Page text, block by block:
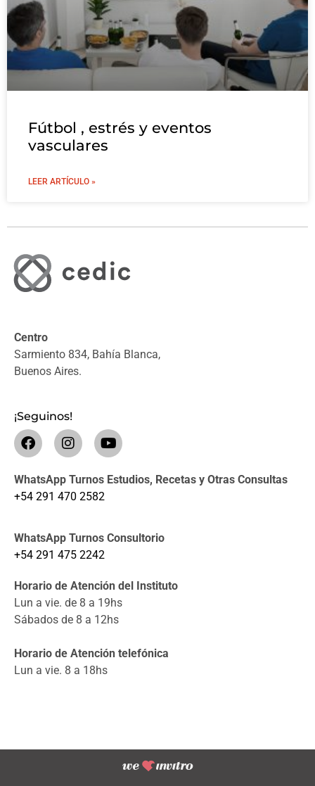
Fútbol , estrés y eventos
vasculares
LEER ARTÍCULO »
Centro
Sarmiento 834, Bahía Blanca,
Buenos Aires.
¡Seguinos!
WhatsApp Turnos Estudios, Recetas y Otras Consultas
+54 291 470 2582
WhatsApp Turnos Consultorio
+54 291 475 2242
Horario de Atención del Instituto
Lun a vie. de 8 a 19hs
Sábados de 8 a 12hs
Horario de Atención telefónica
Lun a vie. 8 a 18hs